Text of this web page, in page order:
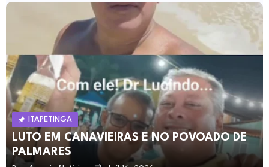
ITAPETINGA
LUTO EM CANAVIEIRAS E NO POVOADO DE
PALMARES